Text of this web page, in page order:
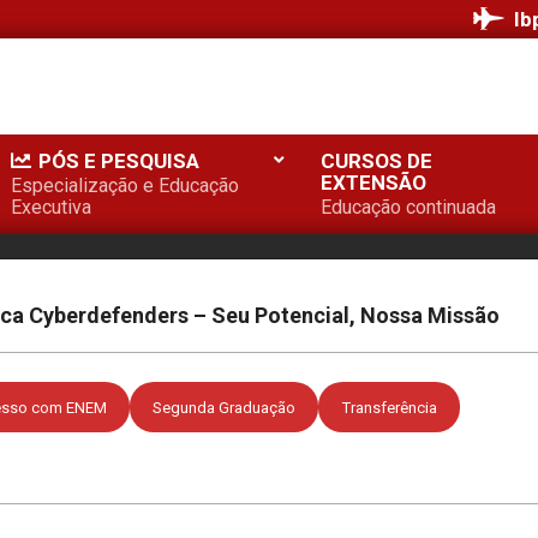
PÓS E PESQUISA
Especialização e Educação
Executiva
CURSOS DE
EXTENSÃO
Educação continuada
Cyberdefenders – Seu Potencial, Nossa Missão
com ENEM Segunda Graduação Transferência